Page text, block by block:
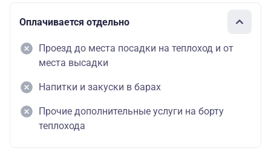
Оплачивается отдельно
Проезд до места посадки на теплоход и от
места высадки
Напитки и закуски в барах
Прочие дополнительные услуги на борту
теплохода